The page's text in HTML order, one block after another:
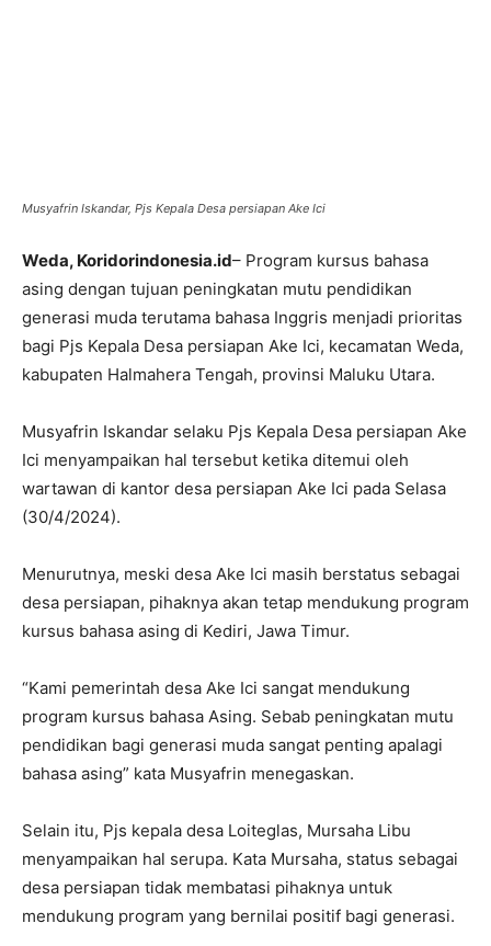
Musyafrin Iskandar, Pjs Kepala Desa persiapan Ake Ici
Weda, Koridorindonesia.id– Program kursus bahasa
asing dengan tujuan peningkatan mutu pendidikan
generasi muda terutama bahasa Inggris menjadi prioritas
bagi Pjs Kepala Desa persiapan Ake Ici, kecamatan Weda,
kabupaten Halmahera Tengah, provinsi Maluku Utara.
Musyafrin Iskandar selaku Pjs Kepala Desa persiapan Ake
Ici menyampaikan hal tersebut ketika ditemui oleh
wartawan di kantor desa persiapan Ake Ici pada Selasa
(30/4/2024).
Menurutnya, meski desa Ake Ici masih berstatus sebagai
desa persiapan, pihaknya akan tetap mendukung program
kursus bahasa asing di Kediri, Jawa Timur.
“Kami pemerintah desa Ake Ici sangat mendukung
program kursus bahasa Asing. Sebab peningkatan mutu
pendidikan bagi generasi muda sangat penting apalagi
bahasa asing” kata Musyafrin menegaskan.
Selain itu, Pjs kepala desa Loiteglas, Mursaha Libu
menyampaikan hal serupa. Kata Mursaha, status sebagai
desa persiapan tidak membatasi pihaknya untuk
mendukung program yang bernilai positif bagi generasi.